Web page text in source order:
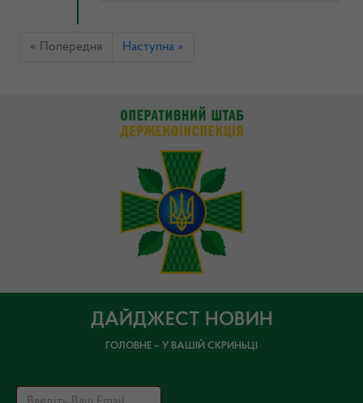
« Попередня Наступна »
ДАЙДЖЕСТ НОВИН
ГОЛОВНЕ – У ВАШІЙ СКРИНЬЦІ